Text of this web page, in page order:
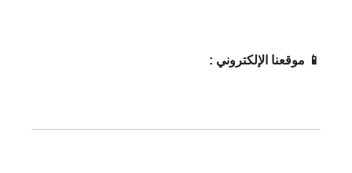
📱 موقعنا الإلكتروني :